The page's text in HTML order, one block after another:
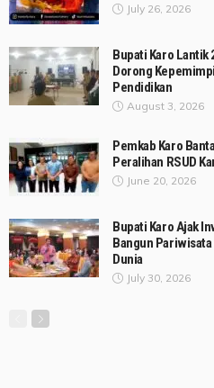
July 26, 2026
Bupati Karo Lantik
Dorong
Pendidikan
August 3, 2026
Pemkab Karo
Peralihan RSUD
June 20, 2026
Bupati Karo Ajak
Bangun
Dunia
July 30, 2026